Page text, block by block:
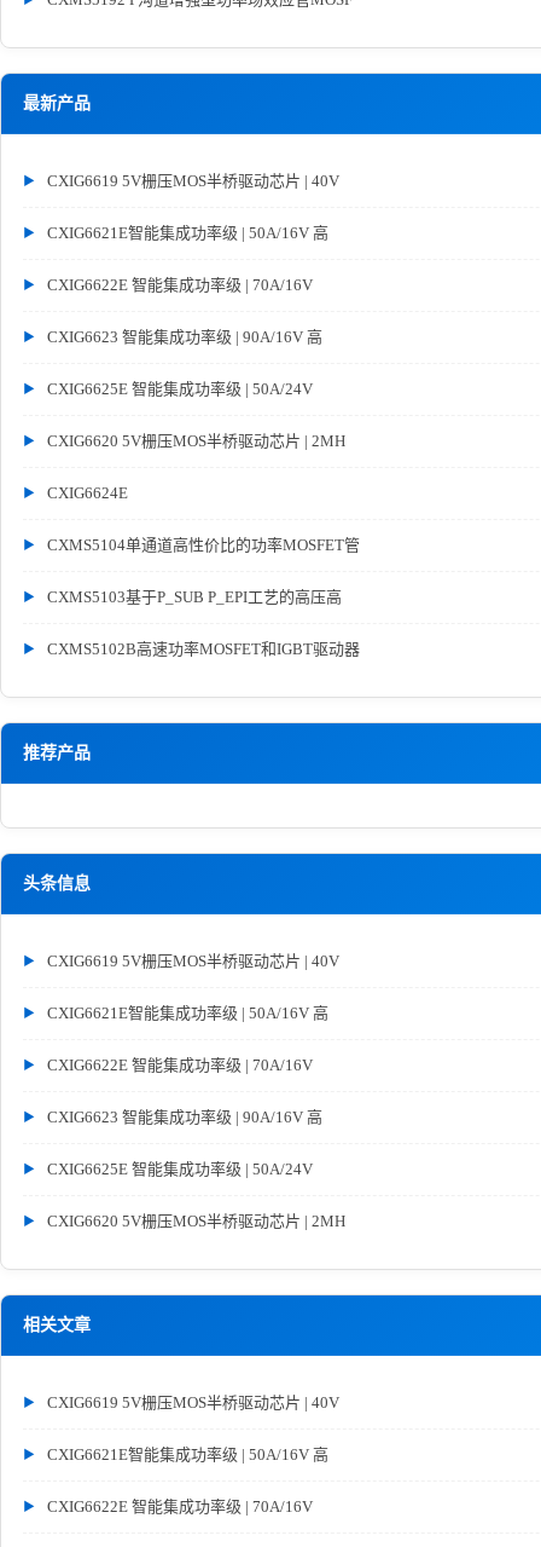
最新产品
CXIG6619 5V栅压MOS半桥驱动芯片 | 40V
CXIG6621E智能集成功率级 | 50A/16V 高
CXIG6622E 智能集成功率级 | 70A/16V
CXIG6623 智能集成功率级 | 90A/16V 高
CXIG6625E 智能集成功率级 | 50A/24V
CXIG6620 5V栅压MOS半桥驱动芯片 | 2MH
CXIG6624E
CXMS5104单通道高性价比的功率MOSFET管
CXMS5103基于P_SUB P_EPI工艺的高压高
CXMS5102B高速功率MOSFET和IGBT驱动器
推荐产品
头条信息
CXIG6619 5V栅压MOS半桥驱动芯片 | 40V
CXIG6621E智能集成功率级 | 50A/16V 高
CXIG6622E 智能集成功率级 | 70A/16V
CXIG6623 智能集成功率级 | 90A/16V 高
CXIG6625E 智能集成功率级 | 50A/24V
CXIG6620 5V栅压MOS半桥驱动芯片 | 2MH
相关文章
CXIG6619 5V栅压MOS半桥驱动芯片 | 40V
CXIG6621E智能集成功率级 | 50A/16V 高
CXIG6622E 智能集成功率级 | 70A/16V